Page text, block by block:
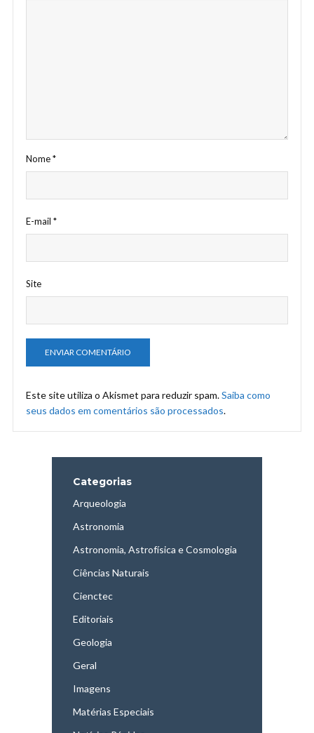
Nome*
E-mail *
Site
Este site utiliza o Akismet para reduzir spam.Saiba como
seus dados em comentários são processados.
Categorias
Arqueologia
Astronomia
Astronomia, Astrofísica e Cosmologia
Ciências Naturais
Cienctec
Editoriais
Geologia
Geral
Imagens
Matérias Especiais